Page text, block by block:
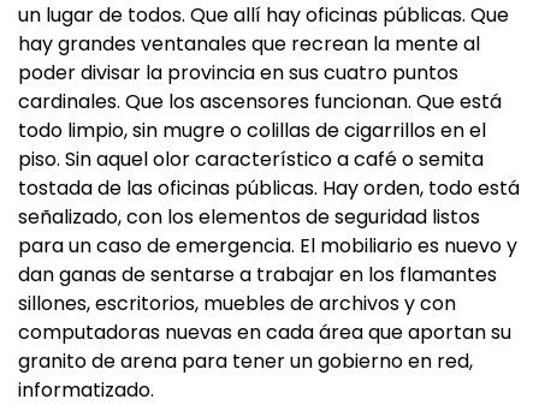
un lugar de todos. Que allí hay oficinas públicas. Que
hay grandes ventanales que recrean la mente al
poder divisar la provincia en sus cuatro puntos
cardinales. Que los ascensores funcionan. Que está
todo limpio, sin mugre o colillas de cigarrillos en el
piso. Sin aquel olor característico a café o semita
tostada de las oficinas públicas. Hay orden, todo está
señalizado, con los elementos de seguridad listos
para un caso de emergencia. El mobiliario es nuevo y
dan ganas de sentarse a trabajar en los flamantes
sillones, escritorios, muebles de archivos y con
computadoras nuevas en cada área que aportan su
granito de arena para tener un gobierno en red,
informatizado.